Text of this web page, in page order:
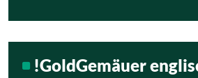
!GoldGemäuer